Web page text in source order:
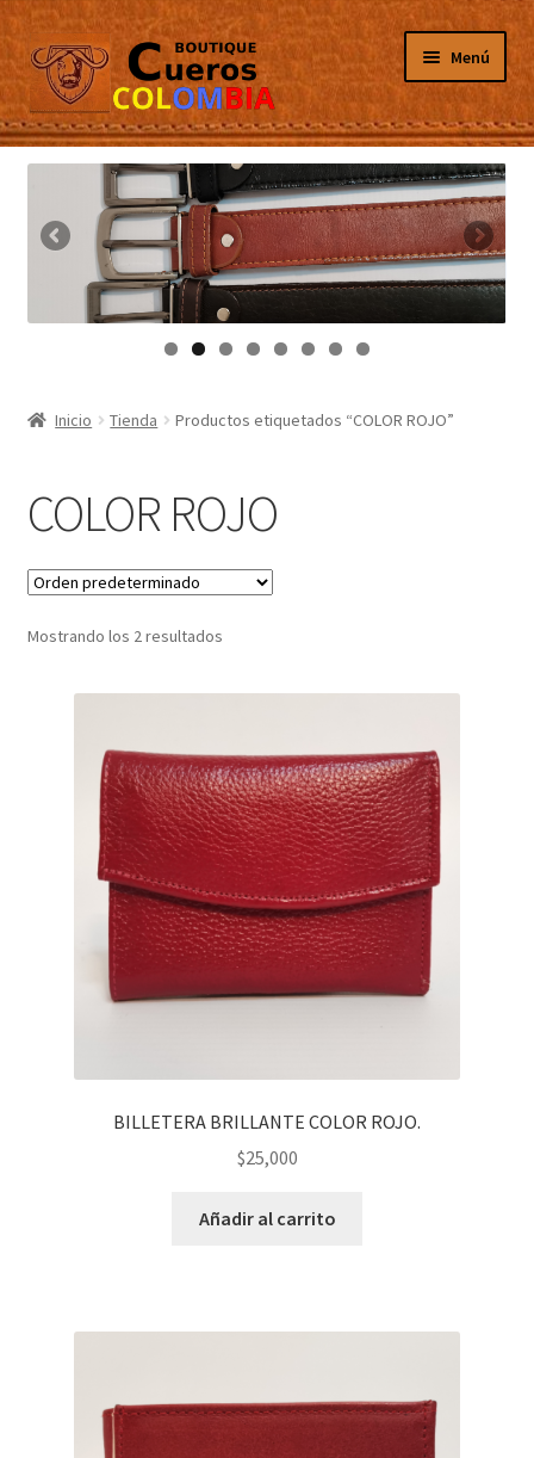
Ir
a
la
navegación
Ir
al
contenido
Menú
Inicio
Masculino
Femenino
Porta Celulares
Infantil
Inicio Tienda Productos etiquetados “COLOR ROJO”
COLOR ROJO
Mostrando los 2 resultados
BILLETERA BRILLANTE COLOR ROJO.
$25,000
Añadir al carrito